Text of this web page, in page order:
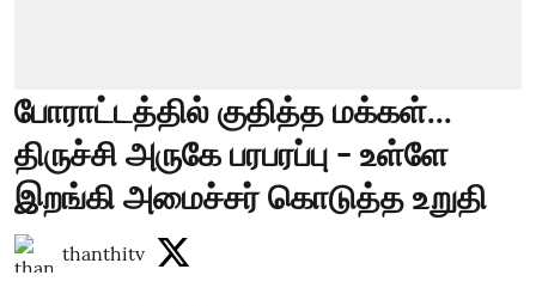
போராட்டத்தில் குதித்த மக்கள்...
திருச்சி அருகே பரபரப்பு - உள்ளே
இறங்கி அமைச்சர் கொடுத்த உறுதி
thanthitv